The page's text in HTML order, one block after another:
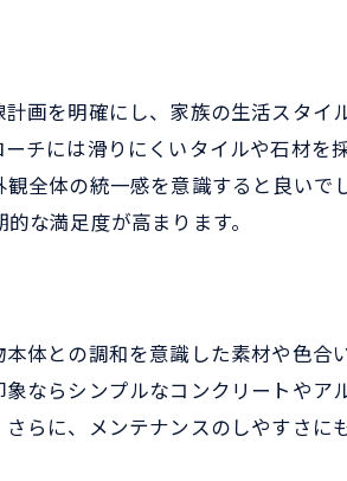
立
画を明確にし、家族の生活スタイ
チには滑りにくいタイルや石材を
全体の統一感を意識すると良いで
な満足度が高まります。
体との調和を意識した素材や色合
ならシンプルなコンクリートやア
らに、メンテナンスのしやすさに